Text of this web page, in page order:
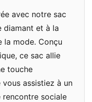
avec notre sac
diamant et à la
la mode. Conçu
ce sac allie
touche
assistiez à un
rencontre sociale